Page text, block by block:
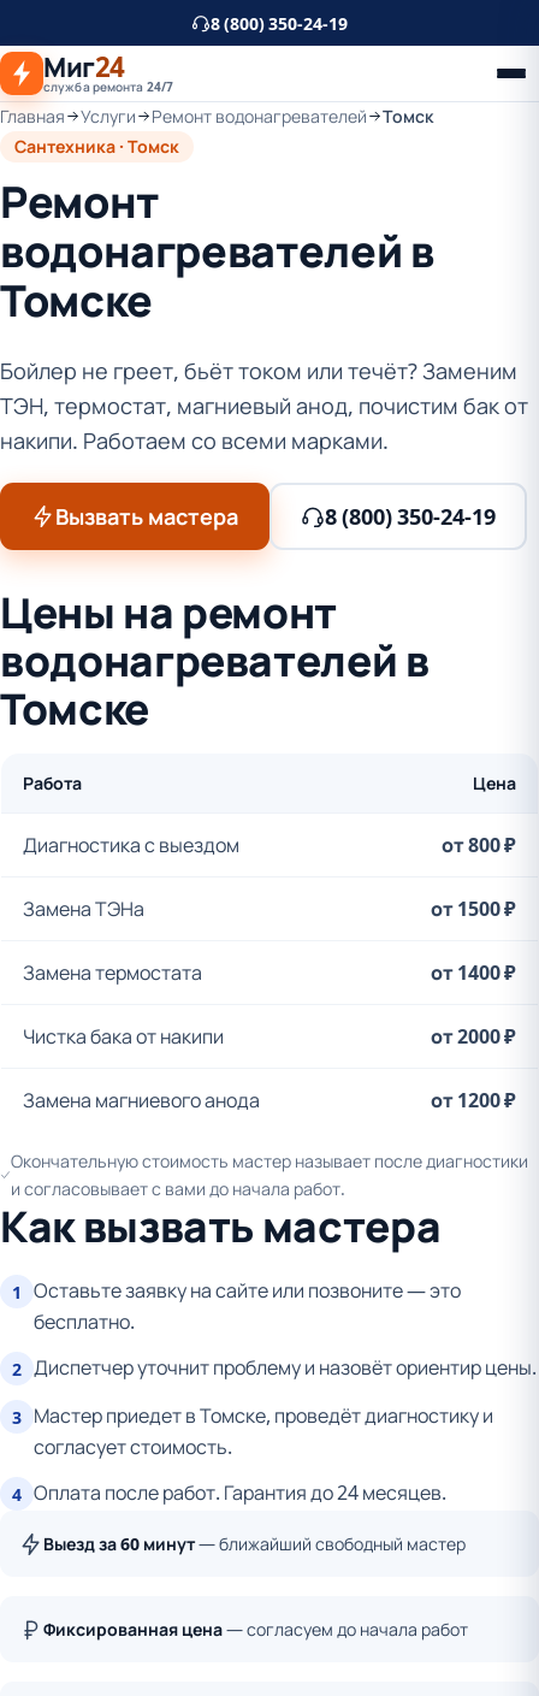
основному
контенту
8 (800) 350-24-19
Миг24
служба ремонта 24/7
Главная Услуги Ремонт водонагревателей
Томск
Сантехника · Томск
Ремонт
водонагревателей в
Томске
Бойлер не греет, бьёт током или течёт? Заменим
ТЭН, термостат, магниевый анод, почистим бак от
накипи. Работаем со всеми марками.
Вызвать мастера 8 (800) 350-24-19
Цены на ремонт
водонагревателей в
Томске
Работа Цена
Диагностика с выездом от 800 ₽
Замена ТЭНа от 1500 ₽
Замена термостата от 1400 ₽
Чистка бака от накипи от 2000 ₽
Замена магниевого анода от 1200 ₽
Окончательную стоимость мастер называет после диагностики
и согласовывает с вами до начала работ.
Как вызвать мастера
1
Оставьте заявку на сайте или позвоните — это
бесплатно.
2 Диспетчер уточнит проблему и назовёт ориентир цены.
3 Мастер приедет в Томске, проведёт диагностику и
согласует стоимость.
4 Оплата после работ. Гарантия до 24 месяцев.
Выезд за 60 минут— ближайший свободный мастер
Фиксированная цена— согласуем до начала работ